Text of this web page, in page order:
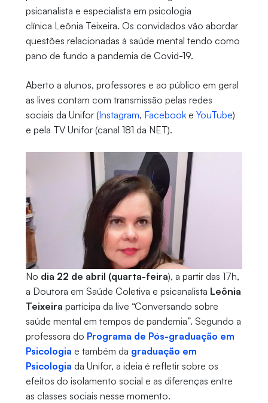
psicanalista e especialista em psicologia
clínica Leônia Teixeira. Os convidados vão abordar
questões relacionadas à saúde mental tendo como
pano de fundo a pandemia de Covid-19.
Aberto a alunos, professores e ao público em geral
as lives contam com transmissão pelas redes
sociais da Unifor (Instagram, Facebooke YouTube)
e pela TV Unifor (canal 181 da NET).
No dia 22 de abril (quarta-feira), a partir das 17h,
a Doutora em Saúde Coletiva e psicanalista Leônia
Teixeira participa da live “Conversando sobre
saúde mental em tempos de pandemia”. Segundo a
professora do Programa de Pós-graduação em
Psicologia e também da graduação em
Psicologia da Unifor, a ideia é refletir sobre os
efeitos do isolamento social e as diferenças entre
as classes sociais nesse momento.